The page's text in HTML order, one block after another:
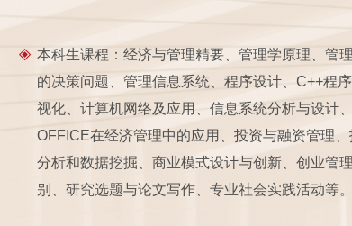
本科生课程：经济与管理精要、管理学原理、管
的决策问题、管理信息系统、程序设计、C++程
视化、计算机网络及应用、信息系统分析与设计
OFFICE在经济管理中的应用、投资与融资管理
分析和数据挖掘、商业模式设计与创新、创业管
别、研究选题与论文写作、专业社会实践活动等。